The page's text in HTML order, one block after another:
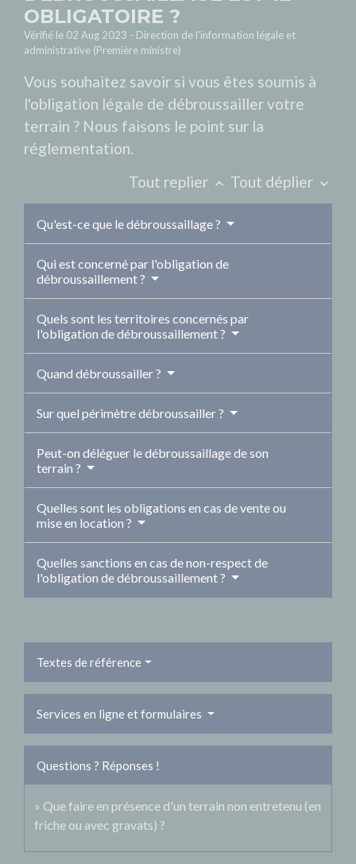
OBLIGATOIRE ?
Vérifié le 02 Aug 2023 - Direction de l'information légale et
administrative (Première ministre)
Vous souhaitez savoir si vous êtes soumis à
l'obligation légale de débroussailler votre
terrain ? Nous faisons le point sur la
réglementation.
Tout replier keyboard_arrow_up Tout déplier keyboard_arrow_down
Qu'est-ce que le débroussaillage ?
Qui est concerné par l'obligation de
débroussaillement ?
Quels sont les territoires concernés par
l'obligation de débroussaillement ?
Quand débroussailler ?
Sur quel périmètre débroussailler ?
Peut-on déléguer le débroussaillage de son
terrain ?
Quelles sont les obligations en cas de vente ou
mise en location ?
Quelles sanctions en cas de non-respect de
l'obligation de débroussaillement ?
Textes de référence
Services en ligne et formulaires
Questions ? Réponses !
Que faire en présence d'un terrain non entretenu (en
friche ou avec gravats) ?